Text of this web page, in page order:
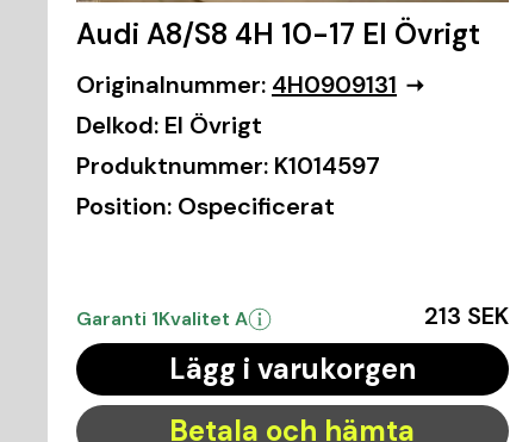
Audi A8/S8 4H 10-17 El Övrigt
Originalnummer: 4H0909131
Delkod: El Övrigt
Produktnummer: K1014597
Position: Ospecificerat
Garanti 1Kvalitet A 213 SEK
Lägg i varukorgen
Betala och hämta